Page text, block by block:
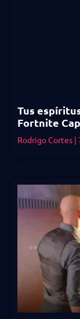
Tus
Fortnite
Rodrigo Cortes